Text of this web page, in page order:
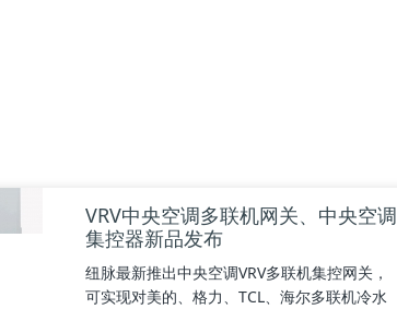
VRV中央空调多联机网关、中央空调
集控器新品发布
纽脉最新推出中央空调VRV多联机集控网关，
可实现对美的、格力、TCL、海尔多联机冷水